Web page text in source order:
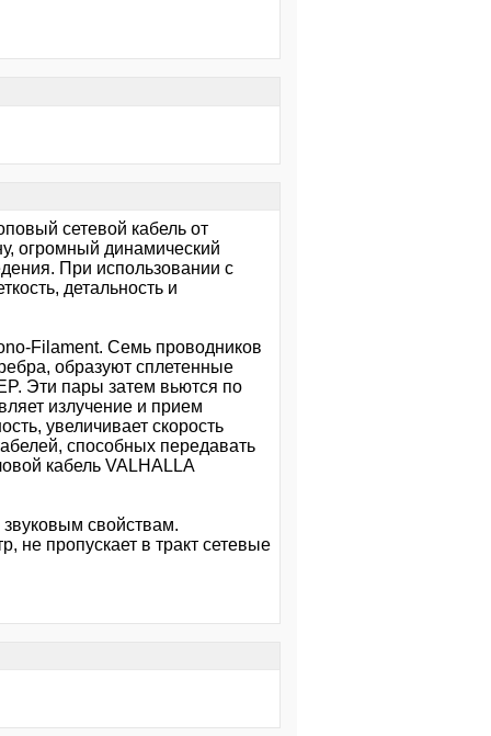
сетевой кабель от
огромный динамический
При использовании с
детальность и
Filament. Семь проводников
образуют сплетенные
Эти пары затем вьются по
излучение и прием
увеличивает скорость
способных передавать
кабель VALHALLA
свойствам.
не пропускает в тракт сетевые